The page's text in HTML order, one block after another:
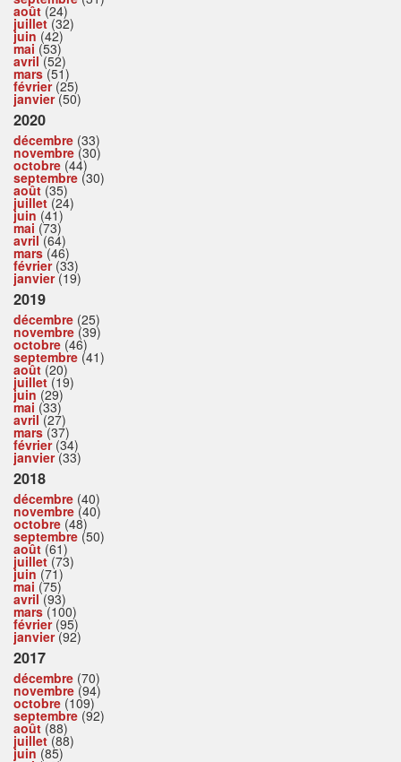
août (24)
juillet(32)
juin (42)
mai (53)
avril(52)
mars(51)
février(25)
janvier(50)
2020
décembre (33)
novembre (30)
octobre (44)
septembre (30)
août (35)
juillet(24)
juin (41)
mai (73)
avril(64)
mars(46)
février(33)
janvier(19)
2019
décembre (25)
novembre (39)
octobre (46)
septembre (41)
août (20)
juillet(19)
juin (29)
mai (33)
avril(27)
mars(37)
février(34)
janvier(33)
2018
décembre (40)
novembre (40)
octobre (48)
septembre (50)
août (61)
juillet(73)
juin (71)
mai (75)
avril(93)
mars(100)
février(95)
janvier(92)
2017
décembre (70)
novembre (94)
octobre (109)
septembre (92)
août (88)
juillet(88)
juin (85)